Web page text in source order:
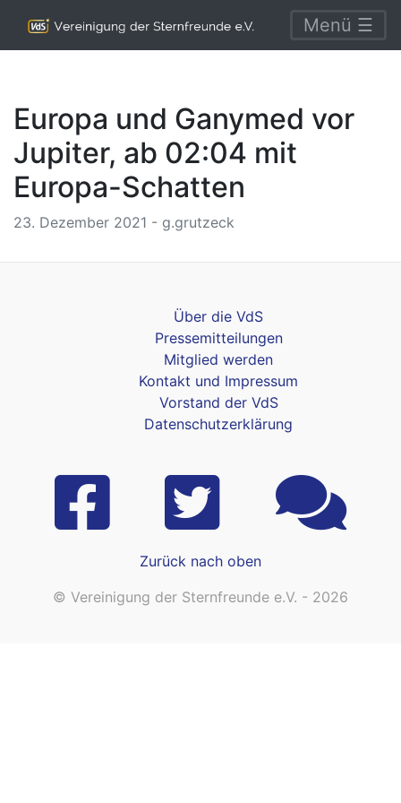
Menü ☰
Europa und Ganymed vor
Jupiter, ab 02:04 mit
Europa-Schatten
23. Dezember 2021 - g.grutzeck
Über die VdS
Pressemitteilungen
Mitglied werden
Kontakt und Impressum
Vorstand der VdS
Datenschutzerklärung
Zurück nach oben
© Vereinigung der Sternfreunde e.V. - 2026